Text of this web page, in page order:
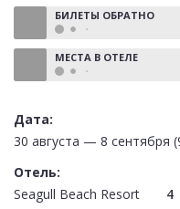
БИЛЕТЫ ОБРАТНО
МЕСТА В ОТЕЛЕ
Дата:
30 августа — 8 сентября
Отель:
Seagull Beach Resort
4